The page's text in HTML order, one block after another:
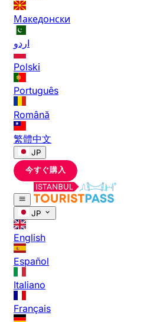
Македонски
اردو
Polski
Português
Română
繁體中文
JP
今すぐ購入
JP
English
Español
Italiano
Français